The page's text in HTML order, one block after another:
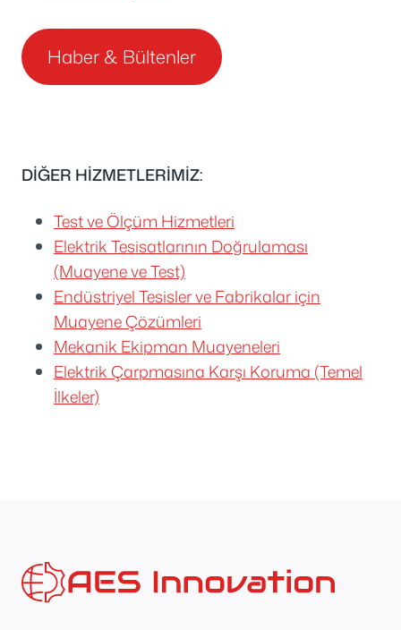
Haber & Bültenler
DİĞER HİZMETLERİMİZ:
Test ve Ölçüm Hizmetleri
Elektrik Tesisatlarının Doğrulaması
(Muayene ve Test)
Endüstriyel Tesisler ve Fabrikalar için
Muayene Çözümleri
Mekanik Ekipman Muayeneleri
Elektrik Çarpmasına Karşı Koruma (Temel
İlkeler)